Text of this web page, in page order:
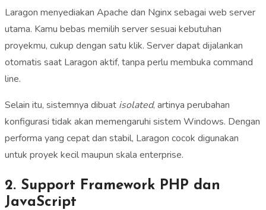
Laragon menyediakan Apache dan Nginx sebagai web server
utama. Kamu bebas memilih server sesuai kebutuhan
proyekmu, cukup dengan satu klik. Server dapat dijalankan
otomatis saat Laragon aktif, tanpa perlu membuka command
line.
Selain itu, sistemnya dibuat isolated, artinya perubahan
konfigurasi tidak akan memengaruhi sistem Windows. Dengan
performa yang cepat dan stabil, Laragon cocok digunakan
untuk proyek kecil maupun skala enterprise.
2. Support Framework PHP dan
JavaScript